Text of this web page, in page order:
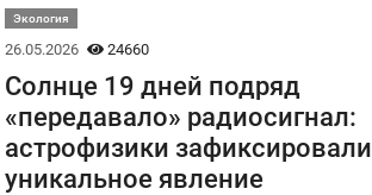
Экология
26.05.2026 24660
Солнце 19 дней подряд
«передавало» радиосигнал:
астрофизики зафиксировали
уникальное явление